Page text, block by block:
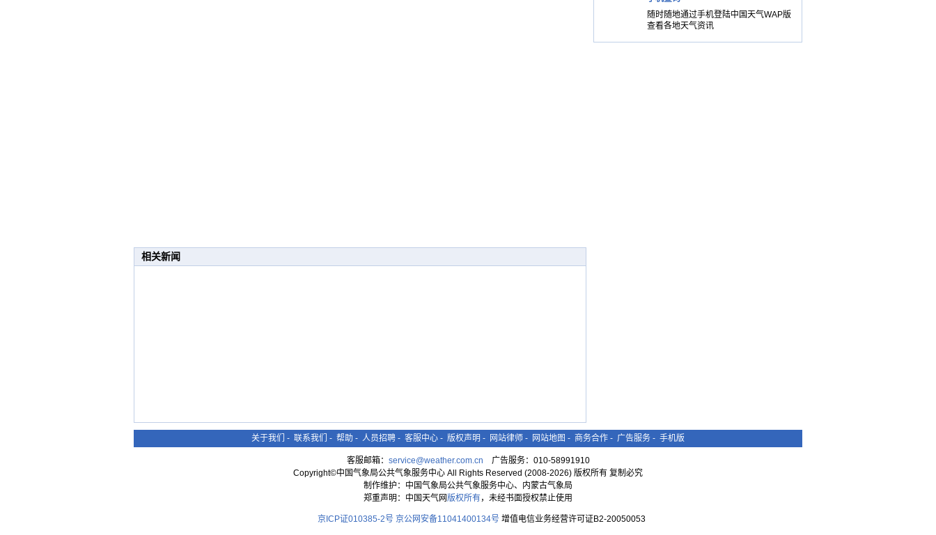
相关新闻
随时随地通过手机登陆中国天气WAP版
查看各地天气资讯
关于我们 - 联系我们 - 帮助 - 人员招聘 - 客服中心 - 版权声明 - 网站律师 - 网站地图 - 商务合作 - 广告服务 - 手机版
客服邮箱： service@weather.com.cn 广告服务：010-58991910
Copyright©中国气象局公共气象服务中心 All Rights Reserved (2008-2026) 版权所有 复制必究
制作维护：中国气象局公共气象服务中心、内蒙古气象局
郑重声明：中国天气网版权所有，未经书面授权禁止使用
京ICP证010385-2号 京公网安备11041400134号增值电信业务经营许可证B2-20050053